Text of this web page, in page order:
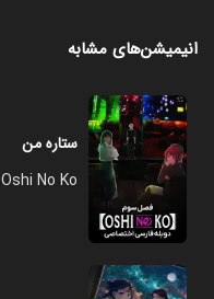
انیمیشن‌های مشابه
ستاره من
Oshi No Ko